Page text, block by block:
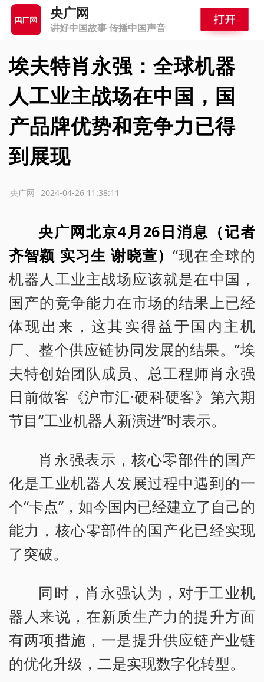
央广网
讲好中国故事 传播中国声音
埃夫特肖永强：全球机器
人工业主战场在中国，国
产品牌优势和竞争力已得
到展现
2024-04-26 11:38:11
央广网
央广网北京4月26日消息（记者
齐智颖 实习生 谢晓萱）“现在全球的
机器人工业主战场应该就是在中国，
国产的竞争能力在市场的结果上已经
体现出来，这其实得益于国内主机
厂、整个供应链协同发展的结果。”埃
夫特创始团队成员、总工程师肖永强
日前做客《沪市汇·硬科硬客》第六期
节目“工业机器人新演进”时表示。
肖永强表示，核心零部件的国产
化是工业机器人发展过程中遇到的一
个“卡点”，如今国内已经建立了自己的
能力，核心零部件的国产化已经实现
了突破。
同时，肖永强认为，对于工业机
器人来说，在新质生产力的提升方面
有两项措施，一是提升供应链产业链
的优化升级，二是实现数字化转型。